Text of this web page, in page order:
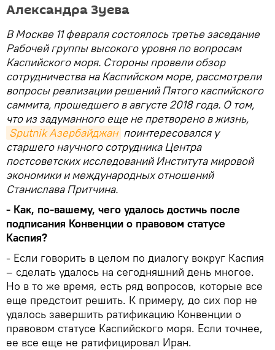
Александра Зуева
В Москве 11 февраля состоялось третье заседание
Рабочей группы высокого уровня по вопросам
Каспийского моря. Стороны провели обзор
сотрудничества на Каспийском море, рассмотрели
вопросы реализации решений Пятого каспийского
саммита, прошедшего в августе 2018 года. О том,
что из задуманного еще не претворено в жизнь,
Sputnik Азербайджан поинтересовался у
старшего научного сотрудника Центра
постсоветских исследований Института мировой
экономики и международных отношений
Станислава Притчина.
- Как, по-вашему, чего удалось достичь после
подписания Конвенции о правовом статусе
Каспия?
- Если говорить в целом по диалогу вокруг Каспия
– сделать удалось на сегодняшний день многое.
Но в то же время, есть ряд вопросов, которые все
еще предстоит решить. К примеру, до сих пор не
удалось завершить ратификацию Конвенции о
правовом статусе Каспийского моря. Если точнее,
ее все еще не ратифицировал Иран.